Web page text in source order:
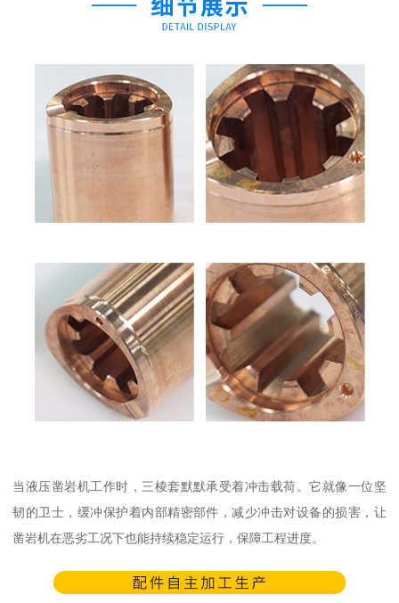
当液压凿岩机工作时，三棱套默默承受着冲击载荷。它就像一位坚
韧的卫士，缓冲保护着内部精密部件，减少冲击对设备的损害，让
凿岩机在恶劣工况下也能持续稳定运行，保障工程进度。